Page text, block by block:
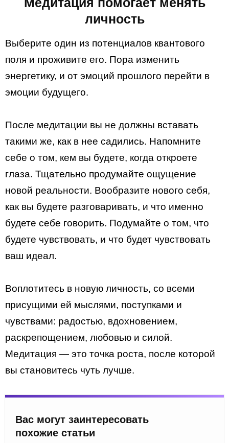
личность
Выберите один из потенциалов квантового
поля и проживите его. Пора изменить
энергетику, и от эмоций прошлого перейти в
эмоции будущего.
После медитации вы не должны вставать
такими же, как в нее садились. Напомните
себе о том, кем вы будете, когда откроете
глаза. Тщательно продумайте ощущение
новой реальности. Вообразите нового себя,
как вы будете разговаривать, и что именно
будете себе говорить. Подумайте о том, что
будете чувствовать, и что будет чувствовать
ваш идеал.
Воплотитесь в новую личность, со всеми
присущими ей мыслями, поступками и
чувствами: радостью, вдохновением,
раскрепощением, любовью и силой.
Медитация — это точка роста, после которой
вы становитесь чуть лучше.
Вас могут заинтересовать
похожие статьи